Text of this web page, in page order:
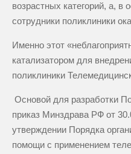
возрастных категорий, а,
сотрудники поликлиники
Именно этот
катализатором для
поликлиники
Основой для разработки
приказ Минздрава РФ от
утверждении Порядка
помощи с применением